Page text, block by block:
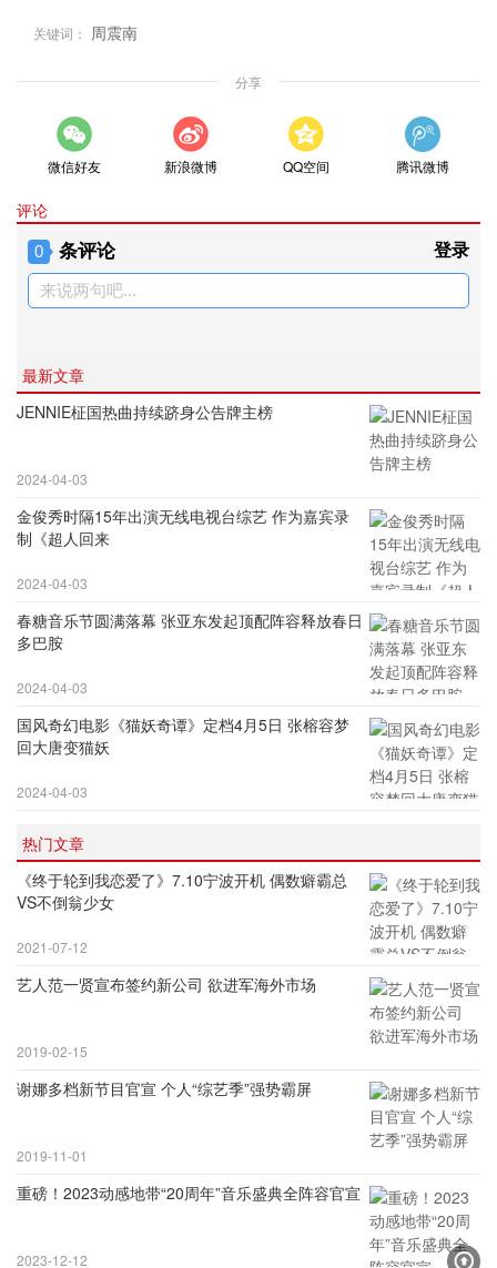
关键词： 周震南
分享
微信好友 新浪微博 QQ空间 腾讯微博
评论
0 条评论 登录
来说两句吧...
最新文章
JENNIE柾国热曲持续跻身公告牌主榜
2024-04-03
金俊秀时隔15年出演无线电视台综艺 作为嘉宾录
制《超人回来
2024-04-03
春糖音乐节圆满落幕 张亚东发起顶配阵容释放春日
多巴胺
2024-04-03
国风奇幻电影《猫妖奇谭》定档4月5日 张榕容梦
回大唐变猫妖
2024-04-03
热门文章
《终于轮到我恋爱了》7.10宁波开机 偶数癖霸总
VS不倒翁少女
2021-07-12
艺人范一贤宣布签约新公司 欲进军海外市场
2019-02-15
谢娜多档新节目官宣 个人“综艺季”强势霸屏
2019-11-01
重磅！2023动感地带“20周年”音乐盛典全阵容官宣
2023-12-12